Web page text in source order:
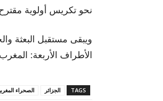
نحو تكريس أولوية
ويبقى مستقبل البعثة
الأطراف الأربعة: المغرب،
TAGS الجزائر الصحراء